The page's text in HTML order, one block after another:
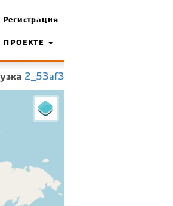
Регистрация
ПРОЕКТЕ
2_53af3